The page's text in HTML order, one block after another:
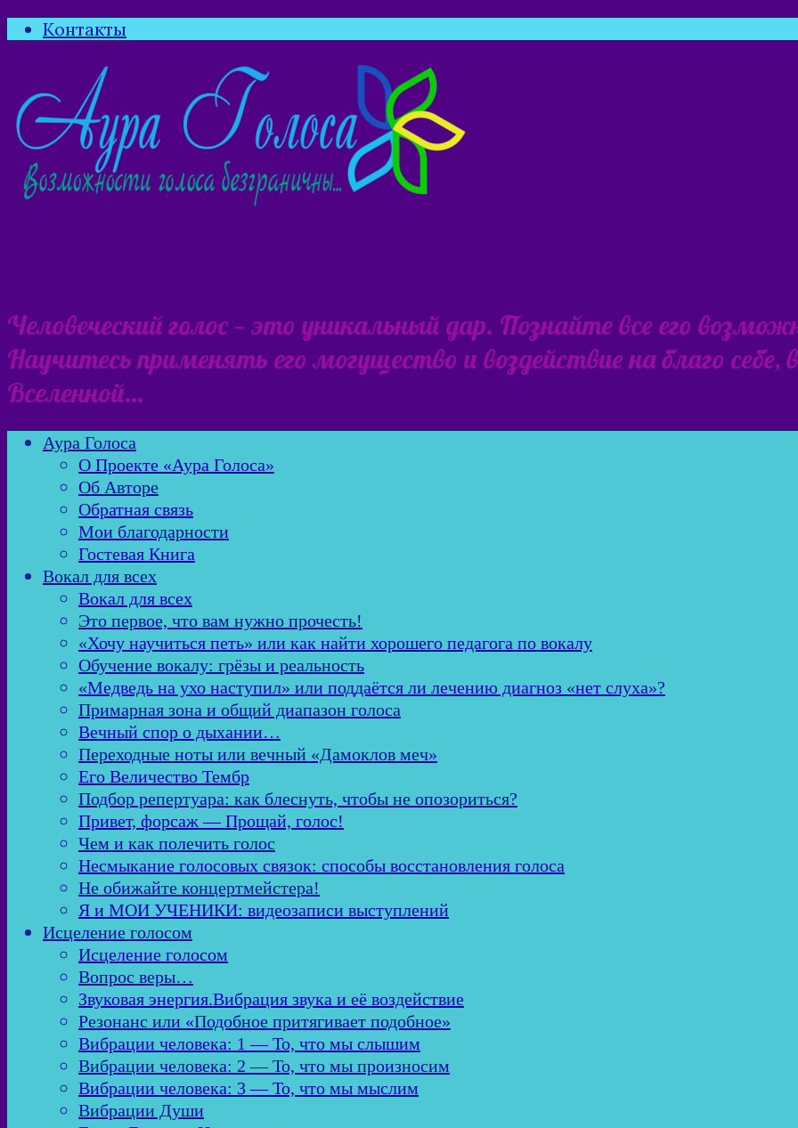
Контакты
Человеческий голос — это уникальный дар. Познайте все его
Научитесь применять его могущество и воздействие на благо
Вселенной…
Аура Голоса
О Проекте «Аура Голоса»
Об Авторе
Обратная связь
Мои благодарности
Гостевая Книга
Вокал для всех
Вокал для всех
Это первое, что вам нужно прочесть!
«Хочу научиться петь» или как найти хорошего педагога по вокалу
Обучение вокалу: грёзы и реальность
«Медведь на ухо наступил» или поддаётся ли лечению диагноз «нет слуха»?
Примарная зона и общий диапазон голоса
Вечный спор о дыхании…
Переходные ноты или вечный «Дамоклов меч»
Его Величество Тембр
Подбор репертуара: как блеснуть, чтобы не опозориться?
Привет, форсаж — Прощай, голос!
Чем и как полечить голос
Несмыкание голосовых связок: способы восстановления голоса
Не обижайте концертмейстера!
Я и МОИ УЧЕНИКИ: видеозаписи выступлений
Исцеление голосом
Исцеление голосом
Вопрос веры…
Звуковая энергия.Вибрация звука и её воздействие
Резонанс или «Подобное притягивает подобное»
Вибрации человека: 1 — То, что мы слышим
Вибрации человека: 2 — То, что мы произносим
Вибрации человека: 3 — То, что мы мыслим
Вибрации Души